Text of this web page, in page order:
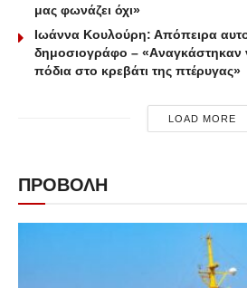
μας φωνάζει όχι»
Ιωάννα Κουλούρη: Απόπειρα
δημοσιογράφο – «Aναγκάστηκαν
πόδια στο κρεβάτι της πτέρυγας»
LOAD MORE
ΠΡΟΒΟΛΗ